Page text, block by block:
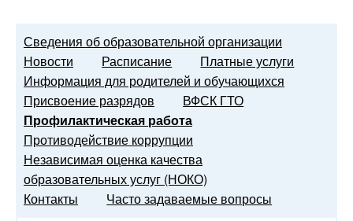
Сведения об образовательной организации
Новости
Расписание
Платные услуги
Информация для родителей и обучающихся
Присвоение разрядов
ВФСК ГТО
Профилактическая работа
Противодействие коррупции
Независимая оценка качества
образовательных услуг (НОКО)
Контакты
Часто задаваемые вопросы